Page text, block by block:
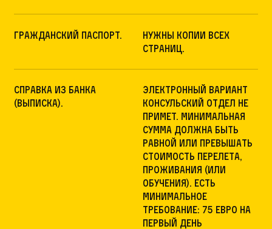
Гражданский паспорт.
Нужны копии всех
страниц.
Справка из банка
(выписка).
Электронный вариант
консульский отдел не
примет. Минимальная
сумма должна быть
равной или превышать
стоимость перелета,
проживания (или
обучения). Есть
минимальное
требование: 75 евро на
первый день